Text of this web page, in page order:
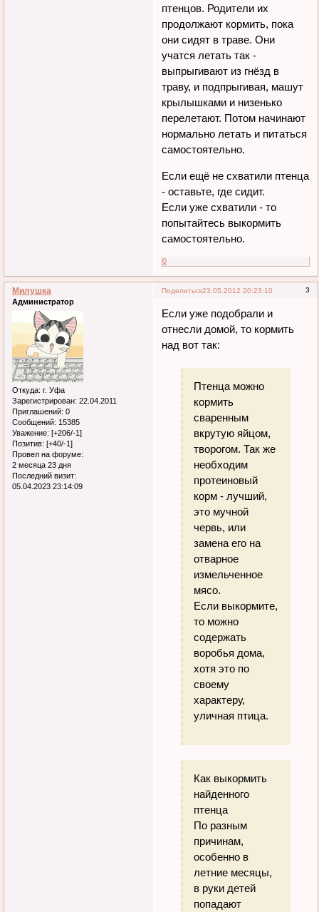
птенцов. Родители их
продолжают кормить, пока
они сидят в траве. Они
учатся летать так -
выпрыгивают из гнёзд в
траву, и подпрыгивая, машут
крылышками и низенько
перелетают. Потом начинают
нормально летать и питаться
самостоятельно.
Если ещё не схватили птенца
- оставьте, где сидит.
Если уже схватили - то
попытайтесь выкормить
самостоятельно.
0
Поделиться 3
23.05.2012 20:23:10
Милушка
Администратор
Откуда: г. Уфа
Зарегистрирован: 22.04.2011
Приглашений: 0
Сообщений: 15385
Уважение: [+206/-1]
Позитив: [+40/-1]
Провел на форуме:
2 месяца 23 дня
Последний визит:
05.04.2023 23:14:09
Если уже подобрали и
отнесли домой, то кормить
над вот так:
Птенца можно
кормить
сваренным
вкрутую яйцом,
творогом. Так же
необходим
протеиновый
корм - лучший,
это мучной
червь, или
замена его на
отварное
измельченное
мясо.
Если выкормите,
то можно
содержать
воробья дома,
хотя это по
своему
характеру,
уличная птица.
Как выкормить
найденного
птенца
По разным
причинам,
особенно в
летние месяцы,
в руки детей
попадают